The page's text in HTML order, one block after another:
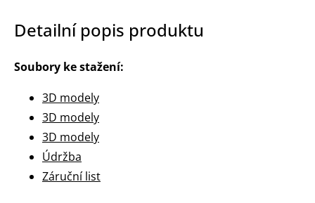
Detailní popis produktu
Soubory ke stažení:
3D modely
3D modely
3D modely
Údržba
Záruční list